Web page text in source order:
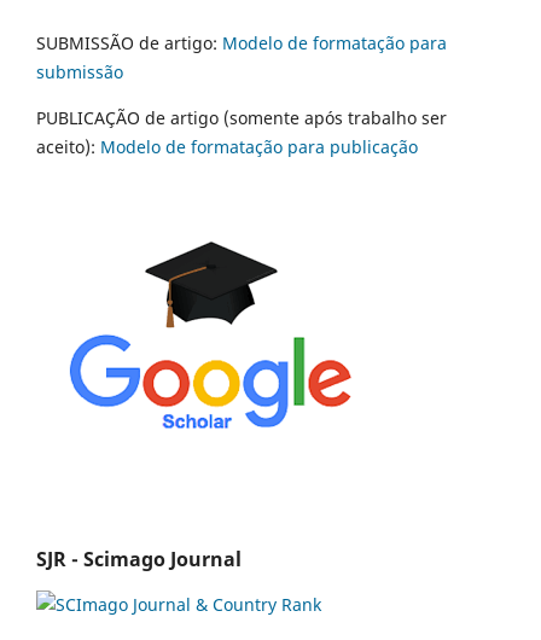
SUBMISSÃO de artigo: Modelo de formatação para
submissão
PUBLICAÇÃO de artigo (somente após trabalho ser
aceito): Modelo de formatação para publicação
SJR - Scimago Journal